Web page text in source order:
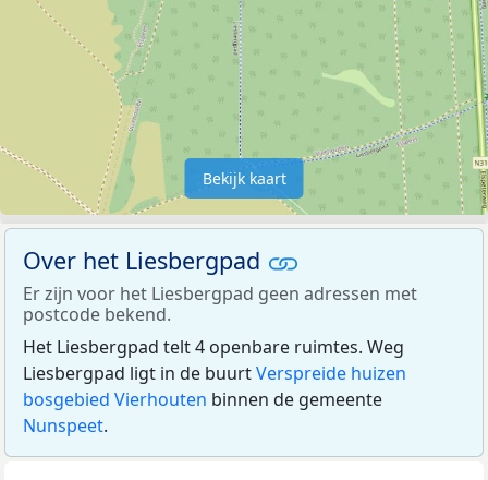
Bekijk kaart
Over het Liesbergpad
Er zijn voor het Liesbergpad geen adressen met
postcode bekend.
Het Liesbergpad telt 4 openbare ruimtes. Weg
Liesbergpad ligt in de buurtVerspreide huizen
bosgebied Vierhouten binnen de gemeente
Nunspeet.